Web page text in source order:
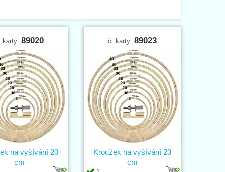
karty: 89020
na vyšívání 20
cm
č. karty: 89023
Kroužek na vyšívání 23
cm